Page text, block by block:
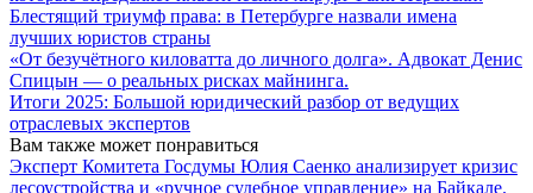
Блестящий триумф права: в Петербурге назвали имена
лучших юристов страны
«От безучётного киловатта до личного долга». Адвокат Денис
Спицын — о реальных рисках майнинга.
Итоги 2025: Большой юридический разбор от ведущих
отраслевых экспертов
Вам также может понравиться
Эксперт Комитета Госдумы Юлия Саенко анализирует кризис
лесоустройства и «ручное судебное управление» на Байкале.